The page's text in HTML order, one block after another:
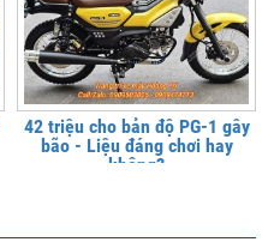
42 triệu cho bản độ PG-1 gây
bão - Liệu đáng chơi hay
không?